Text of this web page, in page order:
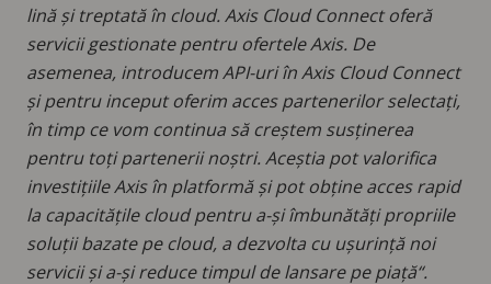
lină și treptată în cloud. Axis Cloud Connect oferă
servicii gestionate pentru ofertele Axis. De
asemenea, introducem API-uri în Axis Cloud Connect
și pentru inceput oferim acces partenerilor selectați,
în timp ce vom continua să creștem susținerea
pentru toți partenerii noștri. Aceștia pot valorifica
investițiile Axis în platformă și pot obține acces rapid
la capacitățile cloud pentru a-și îmbunătăți propriile
soluții bazate pe cloud, a dezvolta cu ușurință noi
servicii și a-și reduce timpul de lansare pe piață“.